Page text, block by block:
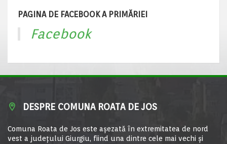
PAGINA DE FACEBOOK A PRIMĂRIEI
Facebook
DESPRE COMUNA ROATA DE JOS
Comuna Roata de Jos este aşezată în extremitatea de nord
vest a judeţului Giurgiu, fiind una dintre cele mai vechi şi